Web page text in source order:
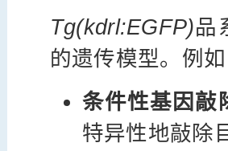
Tg(kdrl:EGFP)品
的遗传模型。例
条件性基因敲
特异性地敲除